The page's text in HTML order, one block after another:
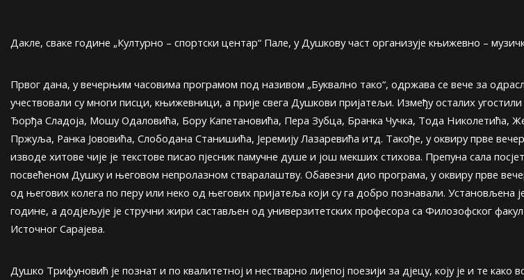
Дакле, сваке године „Културно – спортски центар“ Пале, у Душкову част организује књижевно –
Првог дана, у вечерњим часовима програмом под називом „Буквално тако“, одржава се вече за
учествовали су многи писци, књижевници, а прије свега Душкови пријатељи. Између осталих
Ђорђа Сладоја, Мошу Одаловића, Бору Капетановића, Пера Зубца, Бранка Чучка, Тода Николетића,
Пржуља, Ранка Јововића, Слободана Станишића, Јеремију Лазаревића итд. Такође, у оквиру прве
изводе хитове чије је текстове писао пјесник памучне душе и још мекших стихова. Препуна сала
посвећеном Душку и његовом непролазном стваралаштву. Обавезни дио програма, у оквиру прве
од његових колега по перу или неко од његових пријатеља који су га добро познавали.
године, а додјељује је стручни жири састављен од универзитетских професора са Филозофског
Источног Сарајева.
Душко Трифуновић је познат и по квалитетној и нестварно лијепој поезији за дјецу, коју је и те